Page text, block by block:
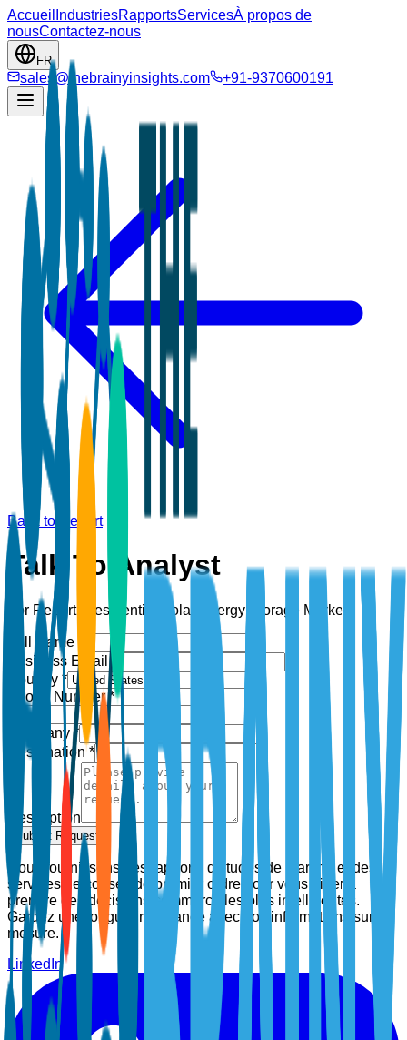
Accueil IndustriesRapportsServicesÀ propos de
nousContactez-nous
FR
sales@thebrainyinsights.com +91-9370600191
Back to Report
Talk To Analyst
For Report: Residential Solar Energy Storage Market
Full Name *
Business Email *
Country *
Phone Number *
Company *
Designation *
Description
Submit Request
Nous fournissons des rapports d'études de marché et des
services de conseil de premier ordre pour vous aider à
prendre des décisions commerciales plus intelligentes.
Gardez une longueur d'avance avec nos informations sur
mesure.
LinkedIn